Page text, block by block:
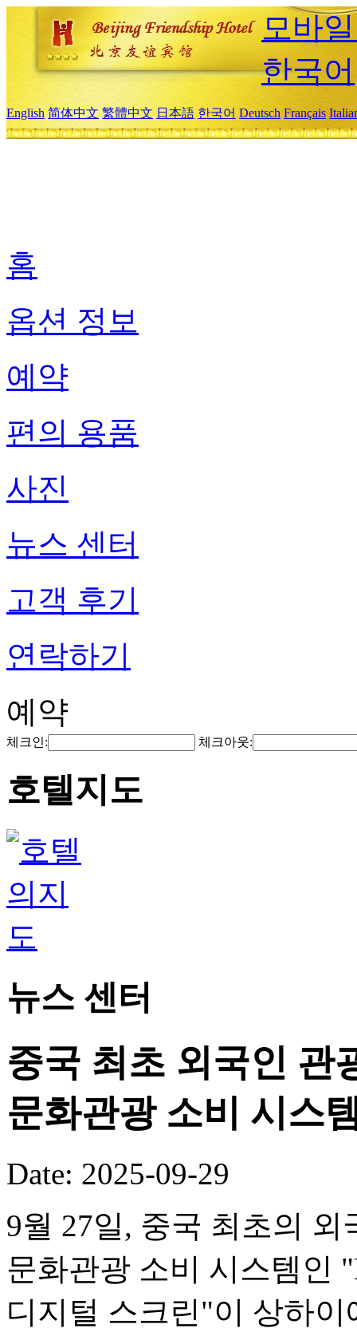
모바
한국어
English 简体中文 繁體中文 日本語 한국어 Deutsch Français
홈
옵션 정보
예약
편의 용품
사진
뉴스 센터
고객 후기
연락하기
예약
체크인: 체크아웃:
호텔지도
뉴스 센터
중국 최초 외국인 관
문화관광 소비 시스
Date: 2025-09-29
9월 27일, 중국 최초의
문화관광 소비 시스템인
디지털 스크린"이 상하